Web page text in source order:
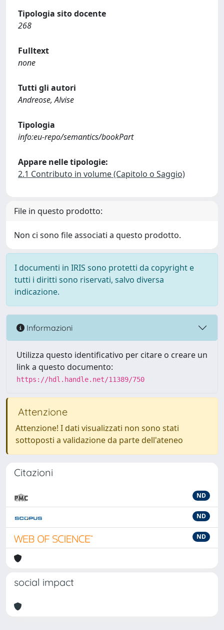
Tipologia sito docente
268
Fulltext
none
Tutti gli autori
Andreose, Alvise
Tipologia
info:eu-repo/semantics/bookPart
Appare nelle tipologie:
2.1 Contributo in volume (Capitolo o Saggio)
File in questo prodotto:
Non ci sono file associati a questo prodotto.
I documenti in IRIS sono protetti da copyright e
tutti i diritti sono riservati, salvo diversa
indicazione.
Informazioni
Utilizza questo identificativo per citare o creare un
link a questo documento:
https://hdl.handle.net/11389/750
Attenzione
Attenzione! I dati visualizzati non sono stati
sottoposti a validazione da parte dell'ateneo
Citazioni
ND
ND
ND
social impact